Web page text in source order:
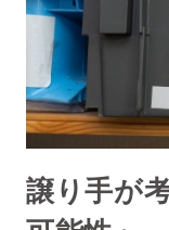
譲り手が